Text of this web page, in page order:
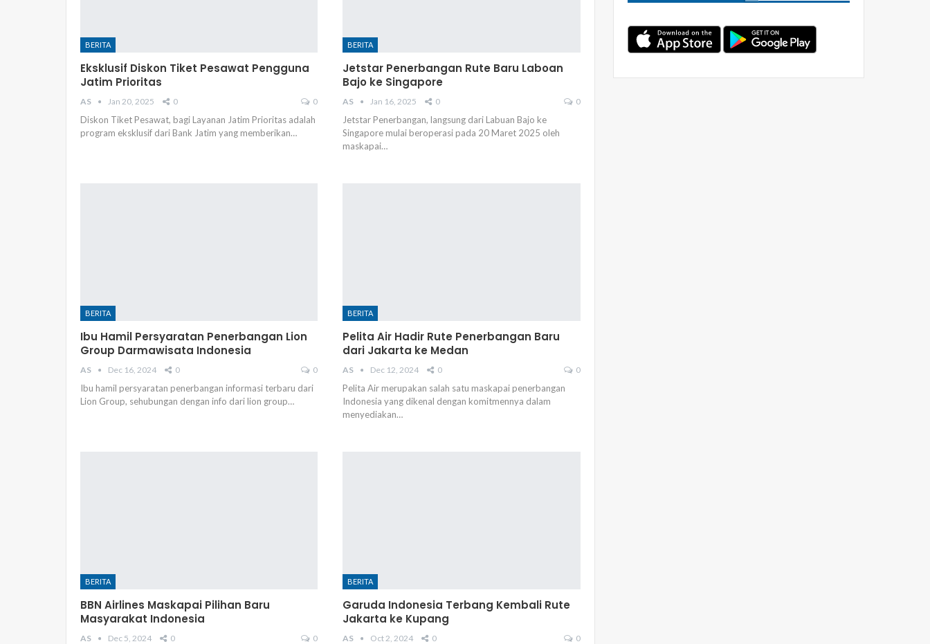
BERITA
Eksklusif Diskon Tiket Pesawat Pengguna
Jatim Prioritas
AS Jan 20, 2025 0 0
Diskon Tiket Pesawat, bagi Layanan Jatim Prioritas adalah
program eksklusif dari Bank Jatim yang memberikan…
BERITA
Jetstar Penerbangan Rute Baru Laboan
Bajo ke Singapore
AS Jan 16, 2025 0 0
Jetstar Penerbangan, langsung dari Labuan Bajo ke
Singapore mulai beroperasi pada 20 Maret 2025 oleh
maskapai…
BERITA
Ibu Hamil Persyaratan Penerbangan Lion
Group Darmawisata Indonesia
AS Dec 16, 2024 0 0
Ibu hamil persyaratan penerbangan informasi terbaru dari
Lion Group, sehubungan dengan info dari lion group…
BERITA
Pelita Air Hadir Rute Penerbangan Baru
dari Jakarta ke Medan
AS Dec 12, 2024 0 0
Pelita Air merupakan salah satu maskapai penerbangan
Indonesia yang dikenal dengan komitmennya dalam
menyediakan…
BERITA
BBN Airlines Maskapai Pilihan Baru
Masyarakat Indonesia
AS Dec 5, 2024 0 0
BERITA
Garuda Indonesia Terbang Kembali Rute
Jakarta ke Kupang
AS Oct 2, 2024 0 0